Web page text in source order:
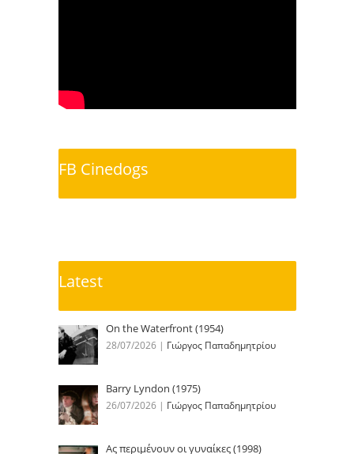
FB Cinedogs
Latest
On the Waterfront (1954)
28/07/2026 | Γιώργος Παπαδημητρίου
Barry Lyndon (1975)
26/07/2026 | Γιώργος Παπαδημητρίου
Ας περιμένουν οι γυναίκες (1998)